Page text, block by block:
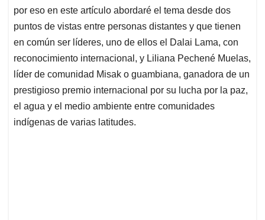
por eso en este artículo abordaré el tema desde dos
puntos de vistas entre personas distantes y que tienen
en común ser líderes, uno de ellos el Dalai Lama, con
reconocimiento internacional, y Liliana Pechené Muelas,
líder de comunidad Misak o guambiana, ganadora de un
prestigioso premio internacional por su lucha por la paz,
el agua y el medio ambiente entre comunidades
indígenas de varias latitudes.